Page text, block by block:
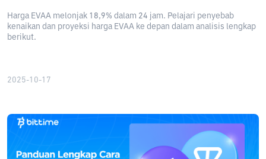
Harga EVAA melonjak 18,9% dalam 24 jam. Pelajari penyebab
kenaikan dan proyeksi harga EVAA ke depan dalam analisis lengkap
berikut.
2025-10-17